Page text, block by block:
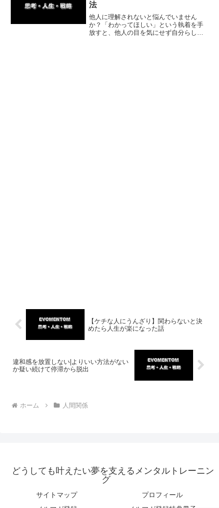
法
他人に理解されないと悩んでいません
か？「わかってほしい」という執着を手
放すと、他人の目を気にせず自分らしく
【ケチな人にうんざり】関わらないと決
めたら人生が楽になった話
違和感を放置しない|よりいい方法がない
か疑い続けて停滞から脱出
ホーム 人間関係
どうしても叶えたい夢を支えるメンタルトレーニン
グ
サイトマップ
プロフィール